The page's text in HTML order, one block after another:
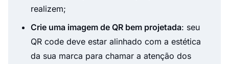
realizem;
Crie uma imagem de QR bem projetada: seu
QR code deve estar alinhado com a estética
da sua marca para chamar a atenção dos